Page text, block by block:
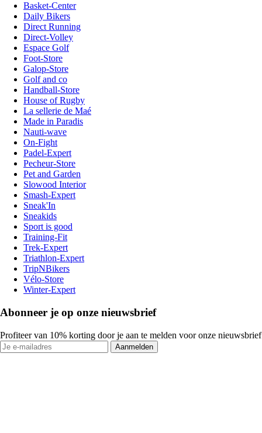
Basket-Center
Daily Bikers
Direct Running
Direct-Volley
Espace Golf
Foot-Store
Galop-Store
Golf and co
Handball-Store
House of Rugby
La sellerie de Maé
Made in Paradis
Nauti-wave
On-Fight
Padel-Expert
Pecheur-Store
Pet and Garden
Slowood Interior
Smash-Expert
Sneak'In
Sneakids
Sport is good
Training-Fit
Trek-Expert
Triathlon-Expert
TripNBikers
Vélo-Store
Winter-Expert
Abonneer je op onze nieuwsbrief
Profiteer van 10% korting door je aan te melden voor onze nieuwsbrief
Aanmelden